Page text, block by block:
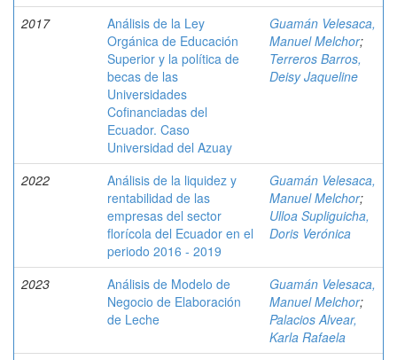
2017
Análisis de la Ley
Orgánica de Educación
Superior y la política de
becas de las
Universidades
Cofinanciadas del
Ecuador. Caso
Universidad del Azuay
Guamán Velesaca,
Manuel Melchor;
Terreros Barros,
Deisy Jaqueline
2022
Análisis de la liquidez y
rentabilidad de las
empresas del sector
florícola del Ecuador en el
periodo 2016 - 2019
Guamán Velesaca,
Manuel Melchor;
Ulloa Supliguicha,
Doris Verónica
2023
Análisis de Modelo de
Negocio de Elaboración
de Leche
Guamán Velesaca,
Manuel Melchor;
Palacios Alvear,
Karla Rafaela